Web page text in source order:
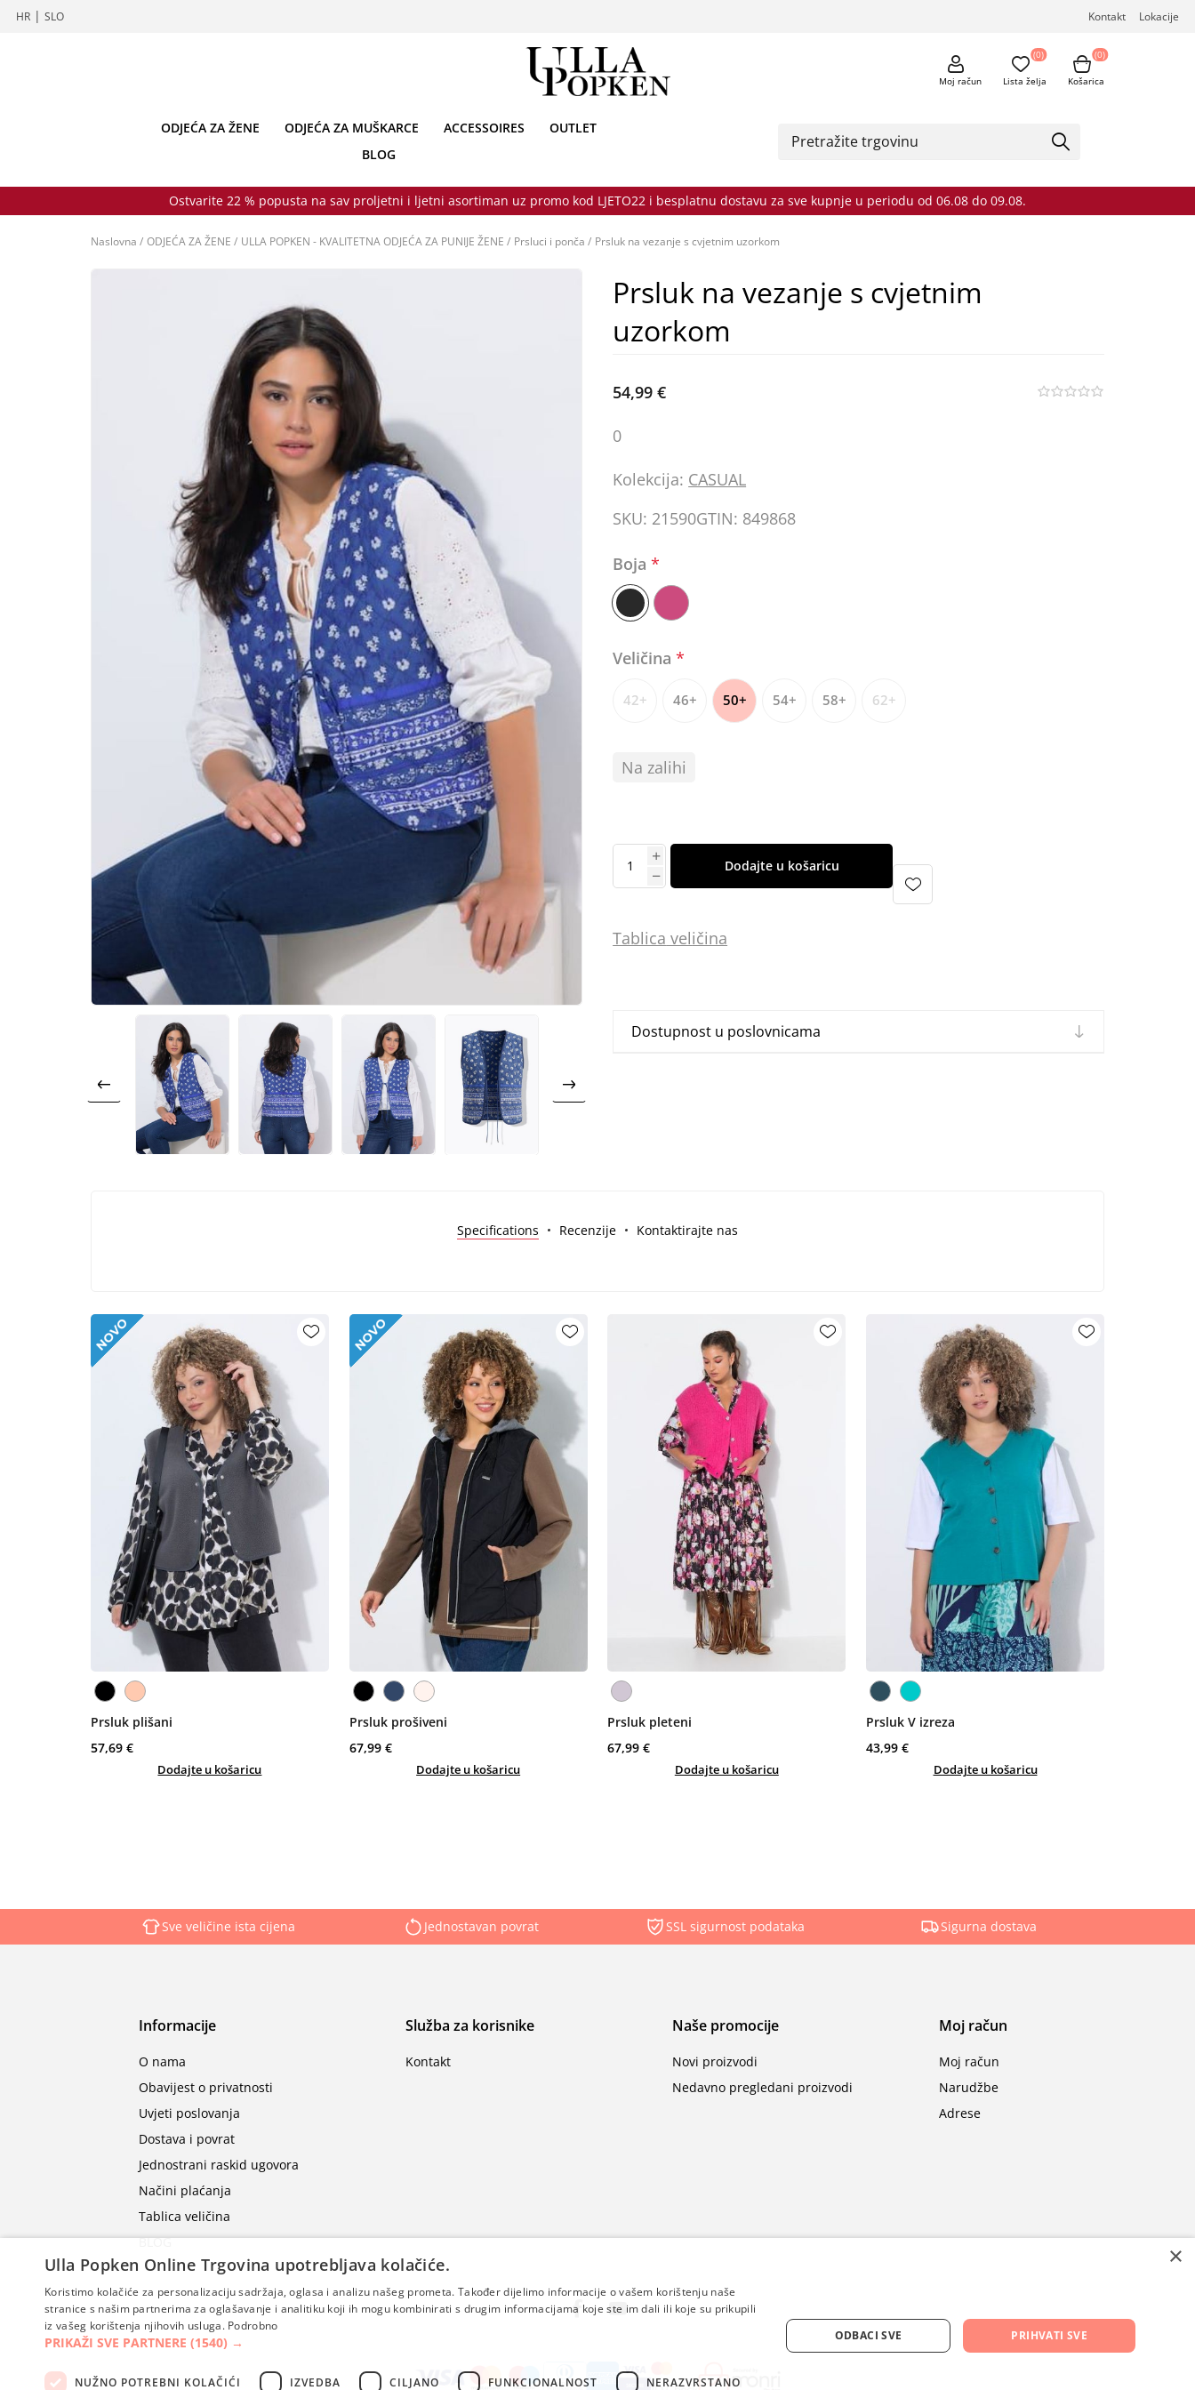
HR | SLO Kontakt Lokacije
Moj račun Lista želja
(0)
Košarica
(0)
ODJEĆA ZA ŽENE ODJEĆA ZA MUŠKARCE ACCESSOIRES
OUTLET
BLOG
Ostvarite 22 % popusta na sav proljetni i ljetni asortiman uz promo kod LJETO22 i besplatnu dostavu za sve kupnje u periodu od 06.08 do 09.08.
Naslovna / ODJEĆA ZA ŽENE / ULLA POPKEN - KVALITETNA ODJEĆA ZA PUNIJE ŽENE / Prsluci i ponča / Prsluk na vezanje s cvjetnim uzorkom
Prsluk na vezanje s cvjetnim
uzorkom
54,99 €
0
Kolekcija: CASUAL
SKU: 21590GTIN: 849868
Boja*
Veličina*
42+ 46+ 50+ 54+ 58+ 62+
Na zalihi
Dodajte u košaricu
Tablica veličina
Dostupnost u poslovnicama
Specifications Recenzije Kontaktirajte nas
Prsluk plišani
57,69 €
Dodajte u košaricu
Prsluk prošiveni
67,99 €
Dodajte u košaricu
Prsluk pleteni
67,99 €
Dodajte u košaricu
Prsluk V izreza
43,99 €
Dodajte u košaricu
Sve veličine ista cijena Jednostavan povrat SSL sigurnost podataka Sigurna dostava
Informacije
O nama
Obavijest o privatnosti
Uvjeti poslovanja
Dostava i povrat
Jednostrani raskid ugovora
Načini plaćanja
Tablica veličina
BLOG
Služba za korisnike
Kontakt
Naše promocije
Novi proizvodi
Nedavno pregledani proizvodi
Moj račun
Moj račun
Narudžbe
Adrese
×
Ulla Popken Online Trgovina upotrebljava kolačiće.
Koristimo kolačiće za personalizaciju sadržaja, oglasa i analizu našeg prometa. Također dijelimo informacije o vašem korištenju naše
stranice s našim partnerima za oglašavanje i analitiku koji ih mogu kombinirati s drugim informacijama koje ste im dali ili koje su prikupili
iz vašeg korištenja njihovih usluga. Podrobno
PRIKAŽI SVE PARTNERE (1540) →
NUŽNO POTREBNI KOLAČIĆI IZVEDBA CILJANO FUNKCIONALNOST NERAZVRSTANO
PRIHVATI SVE
ODBACI SVE